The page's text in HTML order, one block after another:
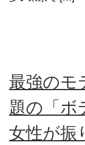
最強のモ
題の「ボ
女性が振